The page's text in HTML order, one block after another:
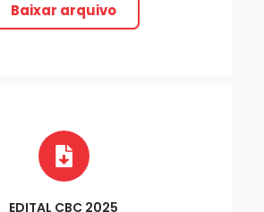
Baixar arquivo
EDITAL CBC 2025